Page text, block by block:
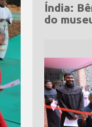
Índia:
do